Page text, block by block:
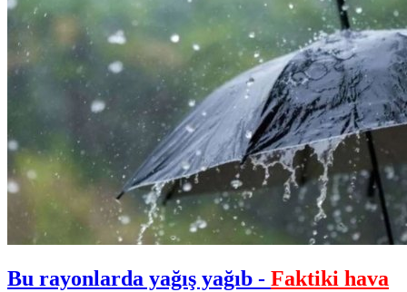
Bu rayonlarda yağış yağıb - Faktiki hava